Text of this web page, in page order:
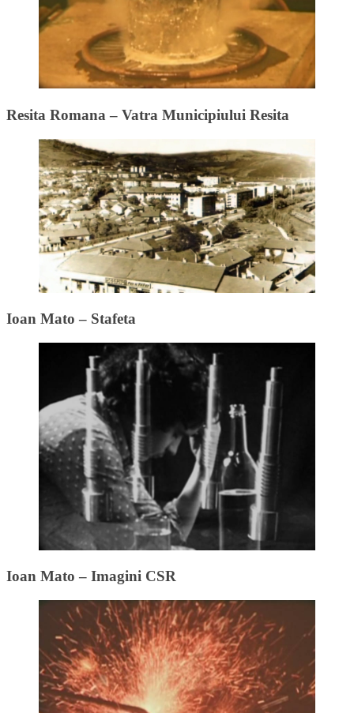
Resita Romana – Vatra Municipiului Resita
Ioan Mato – Stafeta
Ioan Mato – Imagini CSR